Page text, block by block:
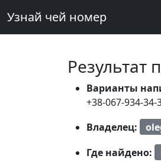
Узнай чей номер
Результат
Варианты
+38-067-934-34-
Владелец:
Где найдено: